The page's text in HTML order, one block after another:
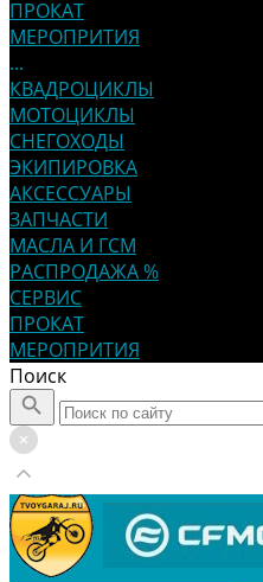
ПРОКАТ
МЕРОПРИТИЯ
...
КВАДРОЦИКЛЫ
МОТОЦИКЛЫ
СНЕГОХОДЫ
ЭКИПИРОВКА
АКСЕССУАРЫ
ЗАПЧАСТИ
МАСЛА И ГСМ
РАСПРОДАЖА %
СЕРВИС
ПРОКАТ
МЕРОПРИТИЯ
Поиск